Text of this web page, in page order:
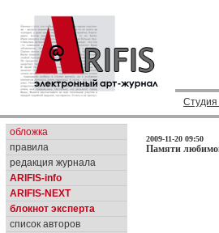
Студия
обложка
правила
редакция журнала
ARIFIS-info
ARIFIS-NEXT
блокнот эксперта
список авторов
2009-11-20 09:50
Памяти